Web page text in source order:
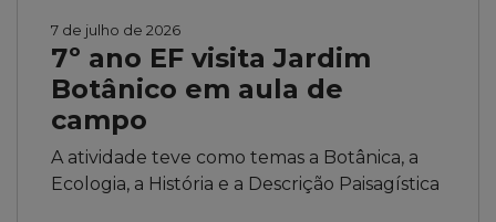
7 de julho de 2026
7º ano EF visita Jardim
Botânico em aula de
campo
A atividade teve como temas a Botânica, a
Ecologia, a História e a Descrição Paisagística